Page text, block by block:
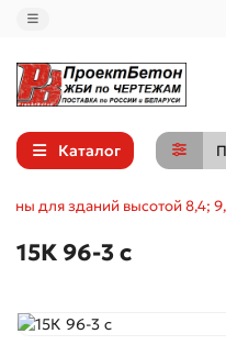
Каталог
для зданий высотой 8,4;
15К 96-3 с